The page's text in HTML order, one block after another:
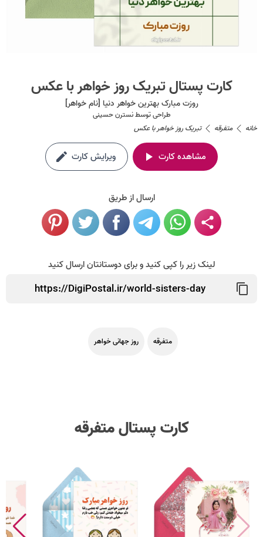
کارت پستال تبریک روز خواهر با عکس
روزت مبارک بهترین خواهر دنیا [نام خواهر]
طراحی توسطنسترن حسینی
خانه
متفرقه تبریک روز خواهر با عکس
مشاهده کارت ویرایش کارت
ارسال از طریق
لینک زیر را کپی کنید و برای دوستانتان ارسال کنید
متفرقه روز جهانی خواهر
کارت پستال متفرقه